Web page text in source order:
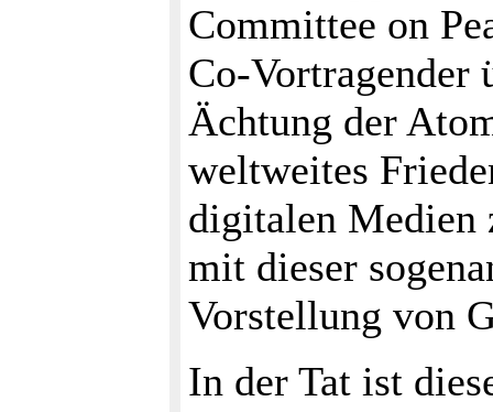
Committee on
Co-Vortragender
Ächtung der
weltweites
digitalen Medien
mit dieser
Vorstellung von
In der Tat ist